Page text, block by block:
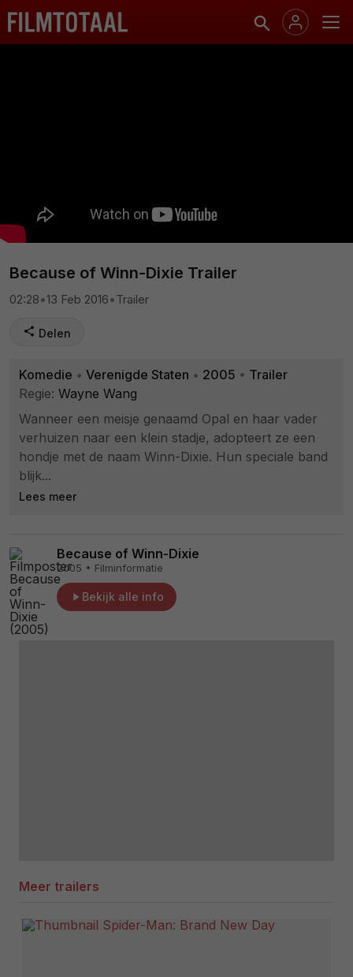
Because of Winn-Dixie Trailer
02:28•13 Feb 2016•Trailer
Delen
Komedie • Verenigde Staten • 2005 • Trailer
Regie: Wayne Wang
Wanneer een meisje genaamd Opal en haar vader
verhuizen naar een klein stadje, adopteert ze een
hondje met de naam Winn-Dixie. Hun speciale band
blijk...
Lees meer
Because of Winn-Dixie
2005 • Filminformatie
Bekijk alle info
Meer trailers